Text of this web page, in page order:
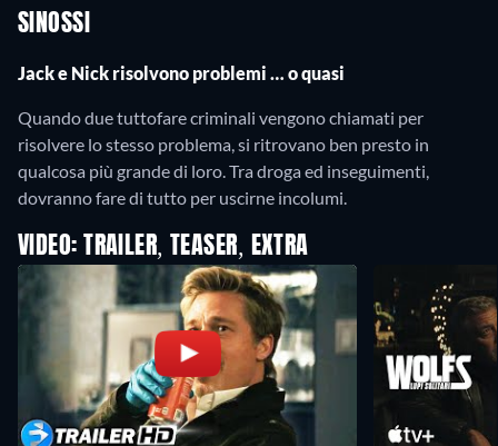
SINOSSI
Jack e Nick risolvono problemi … o quasi
Quando due tuttofare criminali vengono chiamati per
risolvere lo stesso problema, si ritrovano ben presto in
qualcosa più grande di loro. Tra droga ed inseguimenti,
dovranno fare di tutto per uscirne incolumi.
VIDEO: TRAILER, TEASER, EXTRA